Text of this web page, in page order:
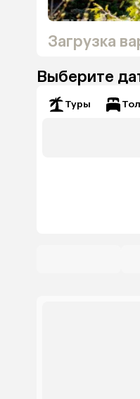
Загрузка
Выберите
Туры